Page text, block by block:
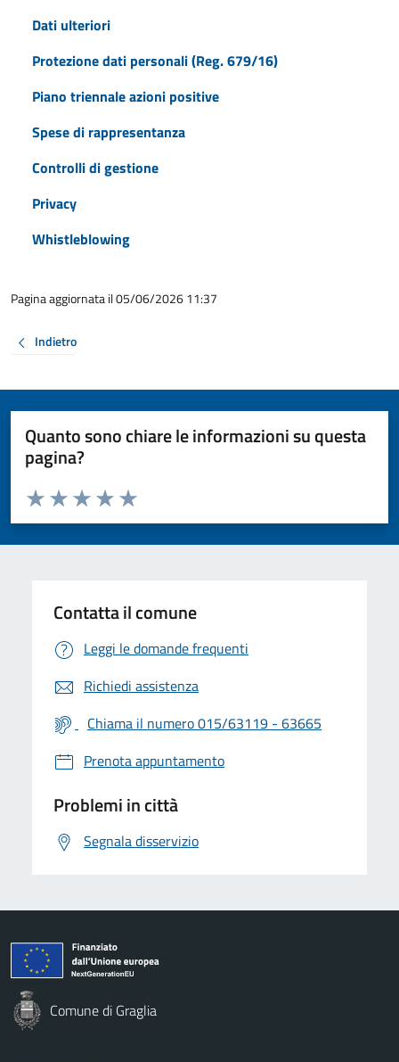
Dati ulteriori
Protezione dati personali (Reg. 679/16)
Piano triennale azioni positive
Spese di rappresentanza
Controlli di gestione
Privacy
Whistleblowing
Pagina aggiornata il 05/06/2026 11:37
Indietro
Quanto sono chiare le informazioni su questa
pagina?
Valuta da 1 a 5 stelle la pagina
Valuta 5 stelle su 5
Valuta 4 stelle su 5
Valuta 3 stelle su 5
Valuta 2 stelle su 5
Valuta 1 stelle su 5
Contatta il comune
Leggi le domande frequenti
Richiedi assistenza
Chiama il numero 015/63119 - 63665
Prenota appuntamento
Problemi in città
Segnala disservizio
Comune di Graglia